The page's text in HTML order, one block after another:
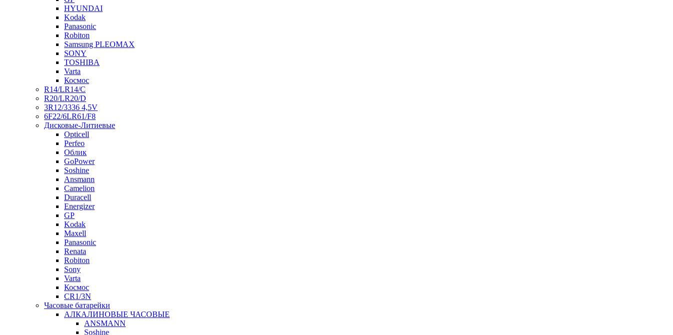
HYUNDAI
Kodak
Panasonic
Robiton
Samsung PLEOMAX
SONY
TOSHIBA
Varta
Космос
R14/LR14/C
R20/LR20/D
3R12/3336 4,5V
6F22/6LR61/F8
Дисковые-Литиевые
Opticell
Perfeo
Облик
GoPower
Soshine
Ansmann
Camelion
Duracell
Energizer
GP
Kodak
Maxell
Panasonic
Renata
Robiton
Sony
Varta
Космос
CR1/3N
Часовые батарейки
АЛКАЛИНОВЫЕ ЧАСОВЫЕ
ANSMANN
Soshine